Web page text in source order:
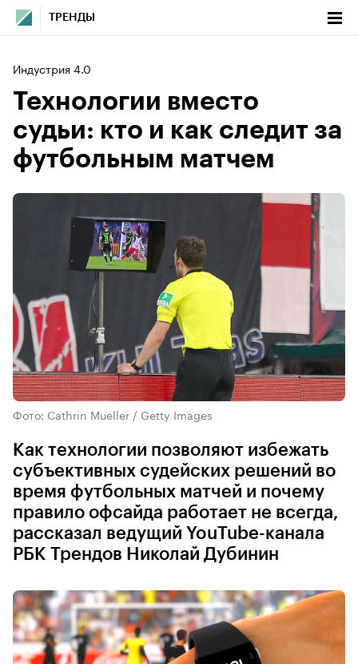
ТРЕНДЫ
Индустрия 4.0
Технологии вместо
судьи: кто и как следит за
футбольным матчем
Фото: Cathrin Mueller / Getty Images
Как технологии позволяют избежать
субъективных судейских решений во
время футбольных матчей и почему
правило офсайда работает не всегда,
рассказал ведущий YouTube-канала
РБК Трендов Николай Дубинин